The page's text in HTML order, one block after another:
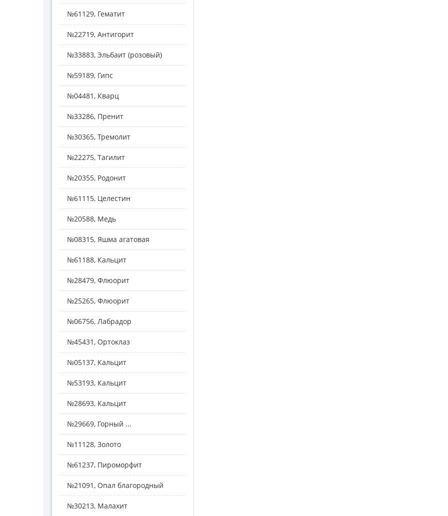
№61129, Гематит
№22719, Антигорит
№33883, Эльбаит (розовый)
№59189, Гипс
№04481, Кварц
№33286, Пренит
№30365, Тремолит
№22275, Тагилит
№20355, Родонит
№61115, Целестин
№20588, Медь
№08315, Яшма агатовая
№61188, Кальцит
№28479, Флюорит
№25265, Флюорит
№06756, Лабрадор
№45431, Ортоклаз
№05137, Кальцит
№53193, Кальцит
№28693, Кальцит
№29669, Горный ...
№11128, Золото
№61237, Пироморфит
№21091, Опал благородный
№30213, Малахит